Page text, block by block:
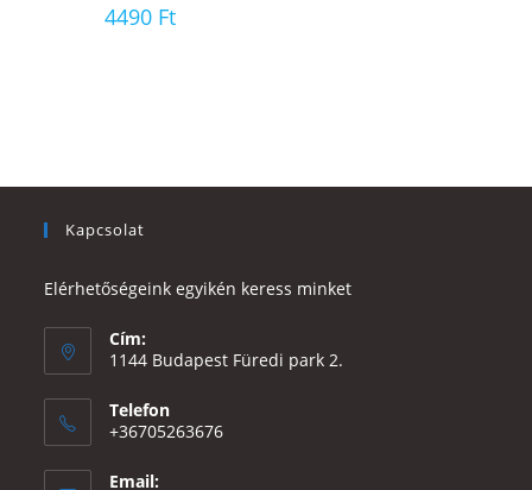
4490 Ft
Kapcsolat
Elérhetőségeink egyikén keress minket
Cím:
1144 Budapest Füredi park 2.
Telefon
+36705263676
Email: